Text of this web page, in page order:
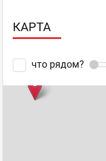
Великий вібір
КАРТА
что рядом?